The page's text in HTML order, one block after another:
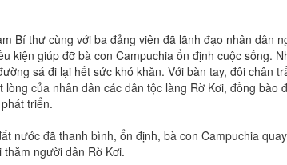
Bí thư cùng với ba đảng viên đã lãnh đạo nhân dân
kiện giúp đỡ bà con Campuchia ổn định cuộc sống.
sá đi lại hết sức khó khăn. Với bàn tay, đôi chân
của nhân dân các dân tộc làng Rờ Kơi, đồng bào
triển.
nước đã thanh bình, ổn định, bà con Campuchia
người dân Rờ Kơi.